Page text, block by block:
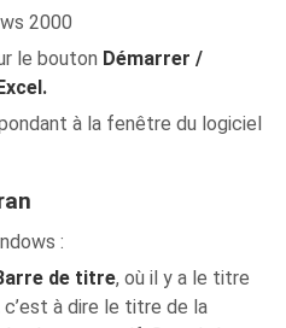
2000
le bouton Démarrer /
à la fenêtre du logiciel
:
de titre, où il y a le titre
c’est à dire le titre de la